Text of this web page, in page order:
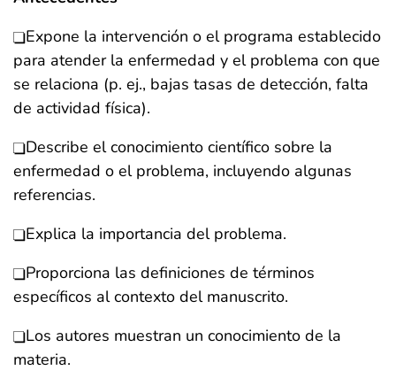
Expone la intervención o el programa establecido
para atender la enfermedad y el problema con que
se relaciona (p. ej., bajas tasas de detección, falta
de actividad física).
Describe el conocimiento científico sobre la
enfermedad o el problema, incluyendo algunas
referencias.
Explica la importancia del problema.
Proporciona las definiciones de términos
específicos al contexto del manuscrito.
Los autores muestran un conocimiento de la
materia.